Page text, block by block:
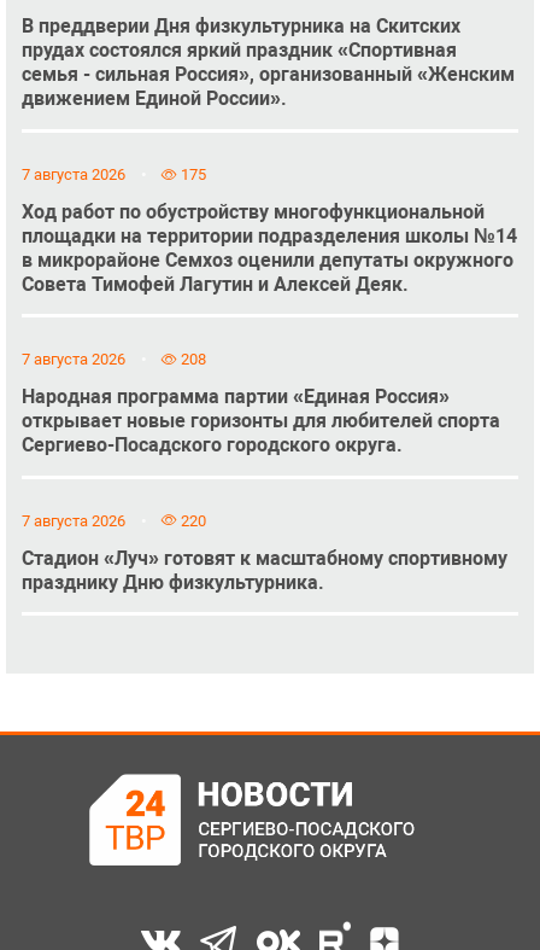
В преддверии Дня физкультурника на Скитских
прудах состоялся яркий праздник «Спортивная
семья - сильная Россия», организованный «Женским
движением Единой России».
7 августа 2026 175
Ход работ по обустройству многофункциональной
площадки на территории подразделения школы №14
в микрорайоне Семхоз оценили депутаты окружного
Совета Тимофей Лагутин и Алексей Деяк.
7 августа 2026 208
Народная программа партии «Единая Россия»
открывает новые горизонты для любителей спорта
Сергиево-Посадского городского округа.
7 августа 2026 220
Стадион «Луч» готовят к масштабному спортивному
празднику Дню физкультурника.